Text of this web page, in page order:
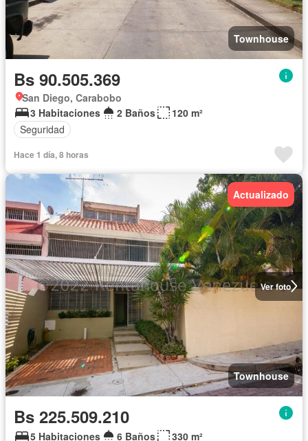
Townhouse
Bs 90.505.369
San Diego, Carabobo
3 Habitaciones
2 Baños
120 m²
Seguridad
Hace 1 día, 8 horas
Ver foto
Actualizado
Townhouse
Bs 225.509.210
5 Habitaciones 6 Baños 330 m²